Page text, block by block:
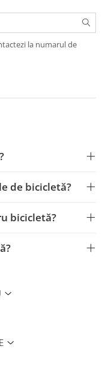
la numarul de
de bicicletă?
bicicletă?